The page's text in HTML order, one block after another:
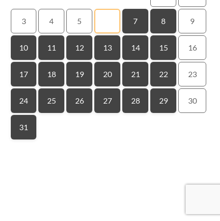
3 4 5 7 8 9
10 11 12 13 14 15 16
17 18 19 20 21 22 23
24 25 26 27 28 29 30
31